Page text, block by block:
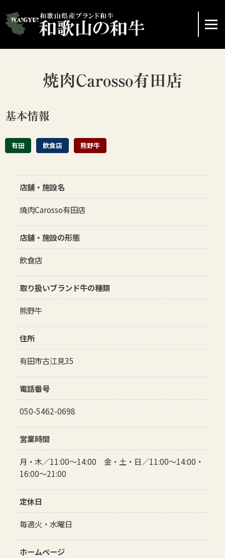
イベント情報
レシピの紹介
和牛を食べる
焼肉Carosso有田店
基本情報
有田 飲食店 熊野牛
店舗・施設名
焼肉Carosso有田店
店舗・施設の形態
飲食店
取り扱いブランド牛の種類
熊野牛
住所
有田市古江見35
電話番号
050-5462-0698
営業時間
月・木／11:00～14:00 金・土・日／11:00～14:00・
16:00～21:00
定休日
毎週火・水曜日
ホームページ